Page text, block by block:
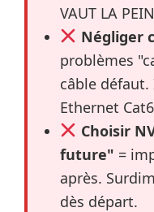
VAUT LA
Négliger
problèmes
câble
Ethernet
Choisir
future" =
après.
dès départ.